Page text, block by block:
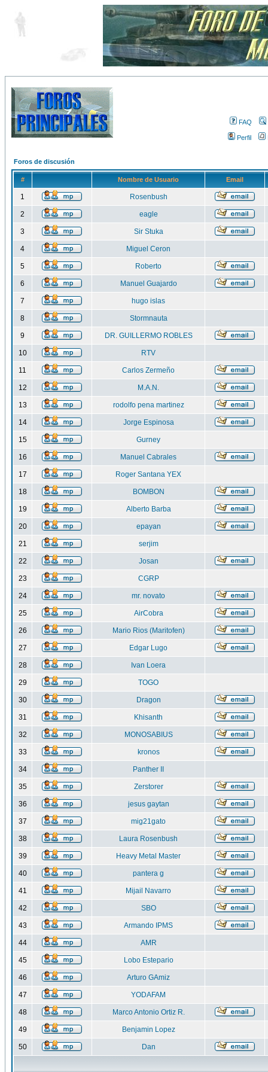
FAQ
Perfil
Foros de discusión
# Nombre de Usuario Email
1 Rosenbush
2 eagle
3 Sir Stuka
4 Miguel Ceron
5 Roberto
6 Manuel Guajardo
7 hugo islas
8 Stormnauta
9 DR. GUILLERMO ROBLES
10 RTV
11 Carlos Zermeño
12 M.A.N.
13 rodolfo pena martinez
14 Jorge Espinosa
15 Gurney
16 Manuel Cabrales
17 Roger Santana YEX
18 BOMBON
19 Alberto Barba
20 epayan
21 serjim
22 Josan
23 CGRP
24 mr. novato
25 AirCobra
26 Mario Rios (Maritofen)
27 Edgar Lugo
28 Ivan Loera
29 TOGO
30 Dragon
31 Khisanth
32 MONOSABIUS
33 kronos
34 Panther II
35 Zerstorer
36 jesus gaytan
37 mig21gato
38 Laura Rosenbush
39 Heavy Metal Master
40 pantera g
41 Mijail Navarro
42 SBO
43 Armando IPMS
44 AMR
45 Lobo Estepario
46 Arturo GAmiz
47 YODAFAM
48 Marco Antonio Ortiz R.
49 Benjamin Lopez
50 Dan